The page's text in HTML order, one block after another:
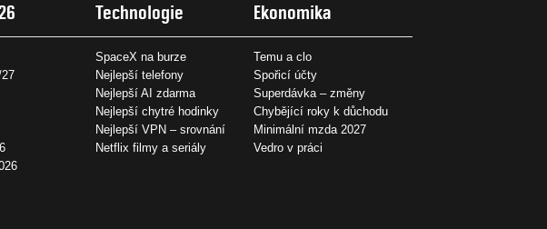
Technologie
SpaceX na burze
Nejlepší telefony
Nejlepší AI zdarma
Nejlepší chytré hodinky
Nejlepší VPN – srovnání
Netflix filmy a seriály
Ekonomika
Temu a clo
Spořicí účty
Superdávka – změny
Chybějící roky k důchodu
Minimální mzda 2027
Vedro v práci